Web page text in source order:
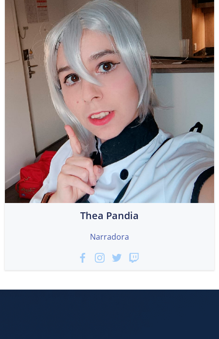
Thea Pandia
Narradora